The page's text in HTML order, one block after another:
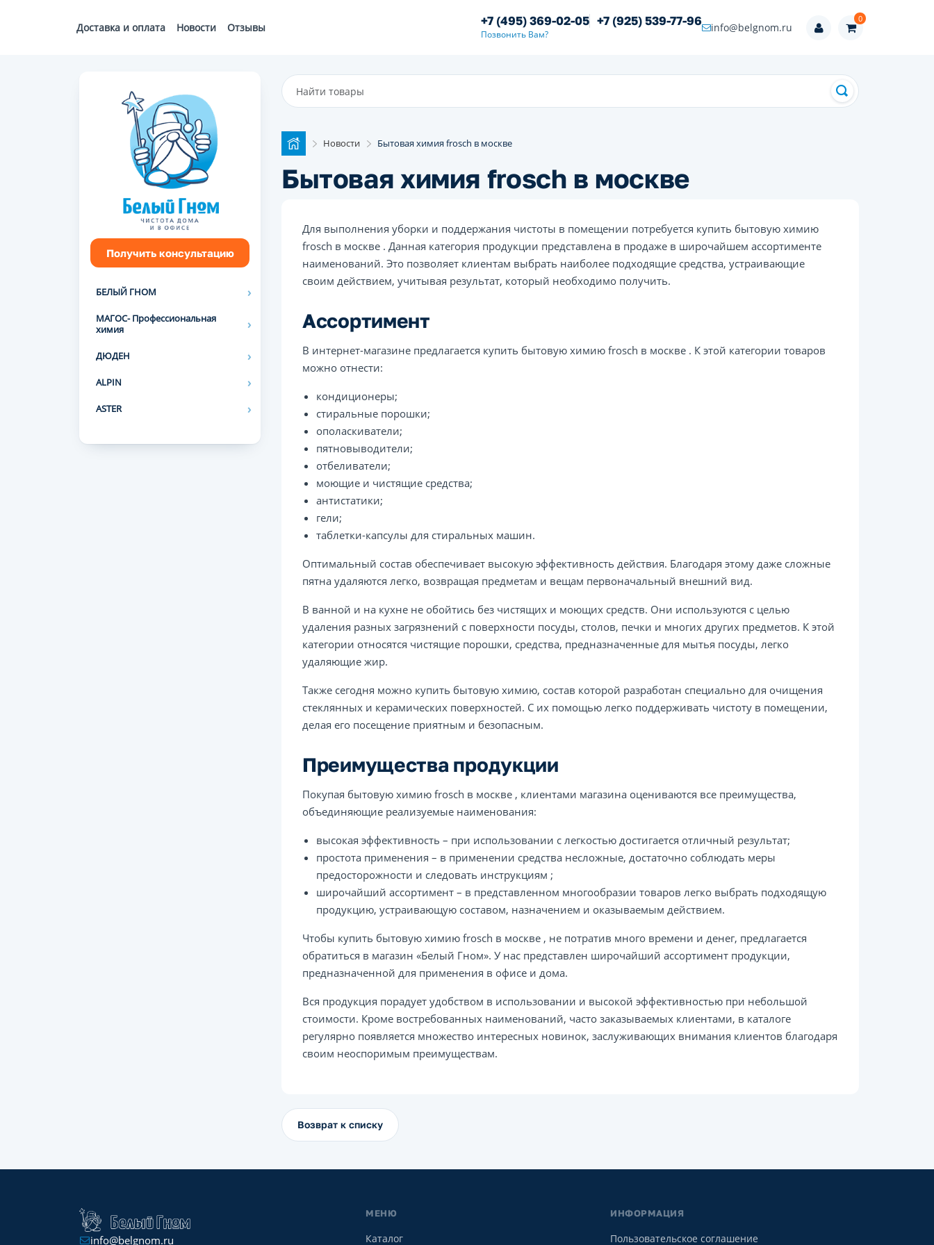
Доставка и оплата Новости Отзывы +7 (495) 369-02-05 +7 (925) 539-77-96
Позвонить Вам?
info@belgnom.ru
0
Получить консультацию
БЕЛЫЙ ГНОМ
МАГОС- Профессиональная
химия
ДЮДЕН
ALPIN
ASTER
Новости Бытовая химия frosch в москве
Бытовая химия frosch в москве
Для выполнения уборки и поддержания чистоты в помещении потребуется купить бытовую химию
frosch в москве . Данная категория продукции представлена в продаже в широчайшем ассортименте
наименований. Это позволяет клиентам выбрать наиболее подходящие средства, устраивающие
своим действием, учитывая результат, который необходимо получить.
Ассортимент
В интернет-магазине предлагается купить бытовую химию frosch в москве . К этой категории товаров
можно отнести:
кондиционеры;
стиральные порошки;
ополаскиватели;
пятновыводители;
отбеливатели;
моющие и чистящие средства;
антистатики;
гели;
таблетки-капсулы для стиральных машин.
Оптимальный состав обеспечивает высокую эффективность действия. Благодаря этому даже сложные
пятна удаляются легко, возвращая предметам и вещам первоначальный внешний вид.
В ванной и на кухне не обойтись без чистящих и моющих средств. Они используются с целью
удаления разных загрязнений с поверхности посуды, столов, печки и многих других предметов. К этой
категории относятся чистящие порошки, средства, предназначенные для мытья посуды, легко
удаляющие жир.
Также сегодня можно купить бытовую химию, состав которой разработан специально для очищения
стеклянных и керамических поверхностей. С их помощью легко поддерживать чистоту в помещении,
делая его посещение приятным и безопасным.
Преимущества продукции
Покупая бытовую химию frosch в москве , клиентами магазина оцениваются все преимущества,
объединяющие реализуемые наименования:
высокая эффективность – при использовании с легкостью достигается отличный результат;
простота применения – в применении средства несложные, достаточно соблюдать меры
предосторожности и следовать инструкциям ;
широчайший ассортимент – в представленном многообразии товаров легко выбрать подходящую
продукцию, устраивающую составом, назначением и оказываемым действием.
Чтобы купить бытовую химию frosch в москве , не потратив много времени и денег, предлагается
обратиться в магазин «Белый Гном». У нас представлен широчайший ассортимент продукции,
предназначенной для применения в офисе и дома.
Вся продукция порадует удобством в использовании и высокой эффективностью при небольшой
стоимости. Кроме востребованных наименований, часто заказываемых клиентами, в каталоге
регулярно появляется множество интересных новинок, заслуживающих внимания клиентов благодаря
своим неоспоримым преимуществам.
Возврат к списку
info@belgnom.ru
МЕНЮ
Каталог
ИНФОРМАЦИЯ
Пользовательское соглашение